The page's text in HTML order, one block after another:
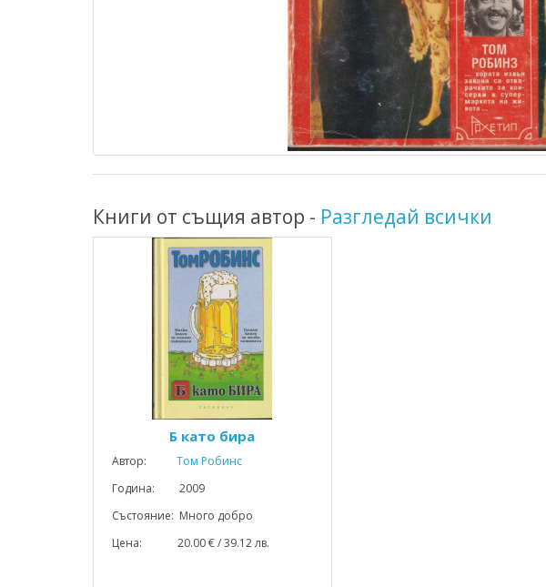
Книги от същия автор - Разгледай всички
Б като бира
Автор:
Том Робинс
Година: 2009
Състояние: Много добро
Цена: 20.00 € / 39.12 лв.